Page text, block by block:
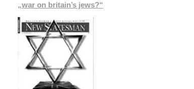
„war on britain’s jews?“